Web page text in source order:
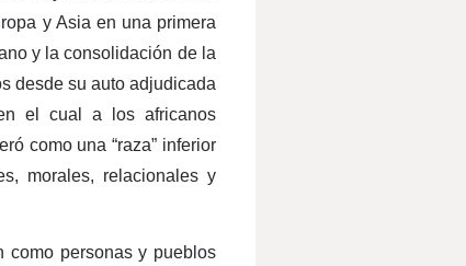
y Asia en una primera
y la consolidación de la
desde su auto adjudicada
el cual a los africanos
como una “raza” inferior
morales, relacionales y
como personas y pueblos